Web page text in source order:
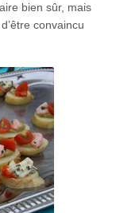
bien sûr, mais
convaincu